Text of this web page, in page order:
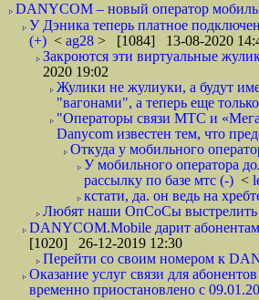
DANYCOM – новый оператор
У Дэника теперь платное
(+) < ag28 > [1084] 13-08-2020
Закроются эти виртуальные
2020 19:02
Жулики не жулиуки, а будут
"вагонами", а теперь еще
"Операторы связи МТС и
Danycom известен тем, что
Откуда у мобильного
У мобильного оператора
рассылку по базе мтс (-) <
кстати, да. он ведь на
Любят наши ОпСоСы выстрелить
DANYCOM.Mobile дарит
[1020] 26-12-2019 12:30
Перейти со своим номером к
Оказание услуг связи для
временно приостановлено с